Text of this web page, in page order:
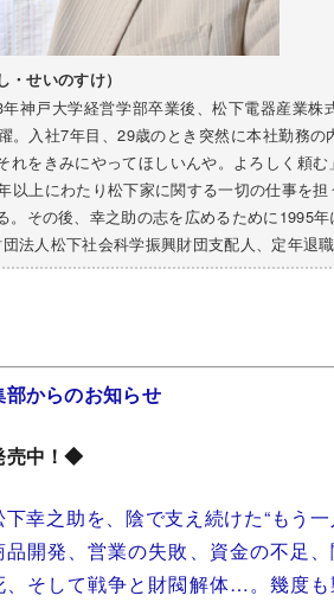
せいのすけ）
神戸大学経営学部卒業後、松下電器産業
。入社7年目、29歳のとき突然に本社勤務
れをきみにやってほしいんや。よろしく頼
以上にわたり松下家に関する一切の仕事を
。その後、幸之助の志を広めるために1995
法人松下社会科学振興財団支配人、定年退職
からのお知らせ
売中！◆
下幸之助を、陰で支え続けた“もう
品開発、営業の失敗、資金の不足
、そして戦争と財閥解体…。幾度